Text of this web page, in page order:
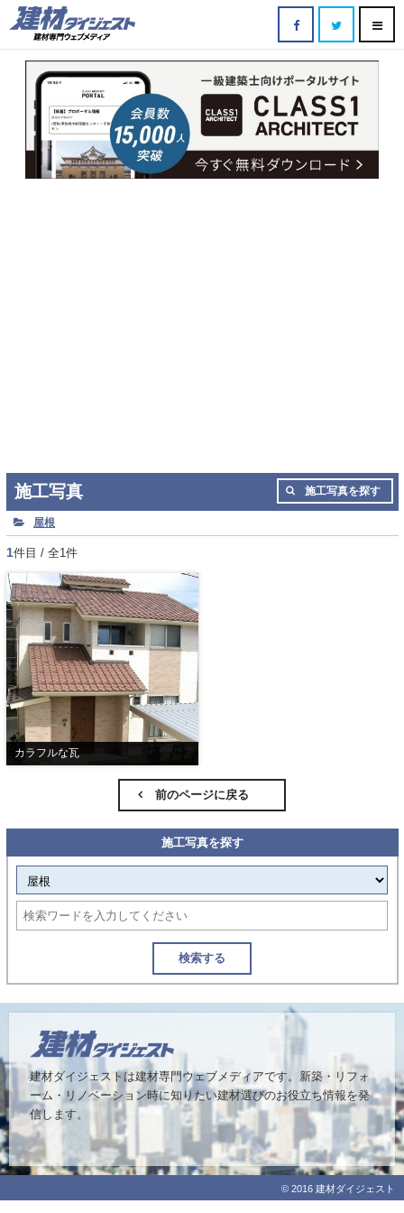
施工写真
屋根
施工写真を探す
1件目 / 全1件
カラフルな瓦
前のページに戻る
施工写真を探す
検索する
建材ダイジェストは建材専門ウェブメディアです。 新築・リフォ
ーム・リノベーション時に知りたい建材選びのお役立ち情報を発
信します。
© 2016 建材ダイジェスト